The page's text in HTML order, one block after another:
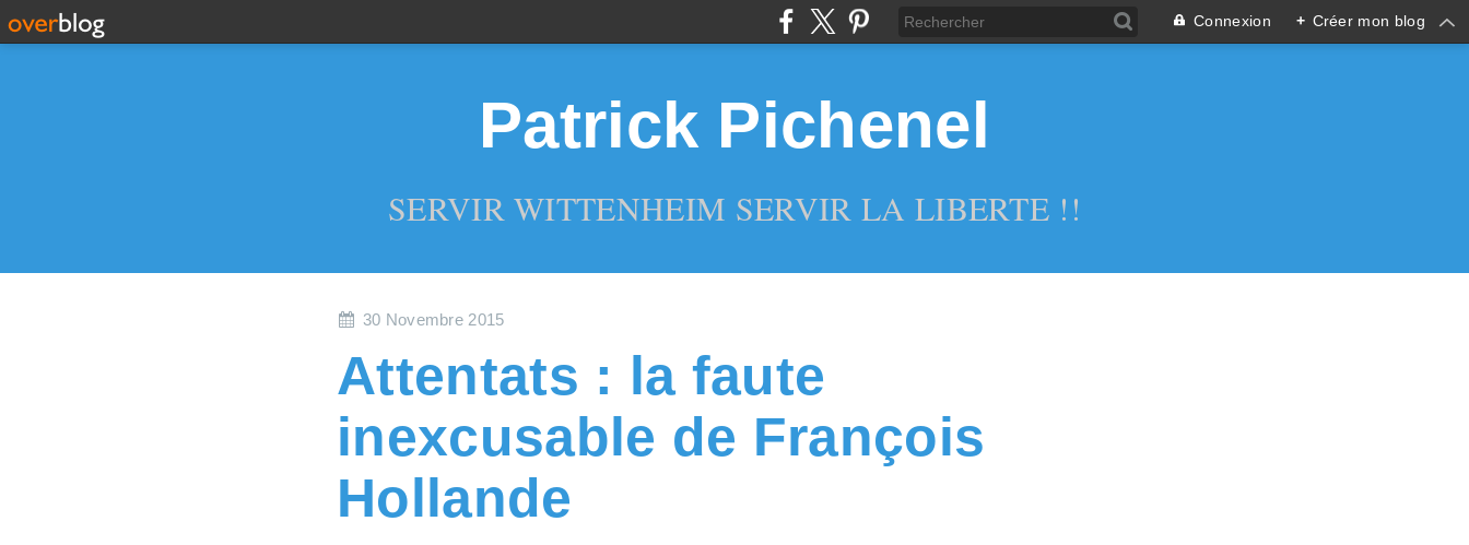
Connexion + Créer mon blog
Patrick Pichenel
SERVIR WITTENHEIM SERVIR LA LIBERTE !!
30 Novembre 2015
Attentats : la faute
inexcusable de François
Hollande